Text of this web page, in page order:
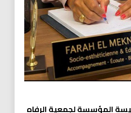
المؤسسة لجمعية الرفاه